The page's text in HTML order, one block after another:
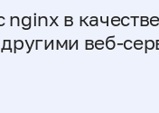
nginx в
другими веб-